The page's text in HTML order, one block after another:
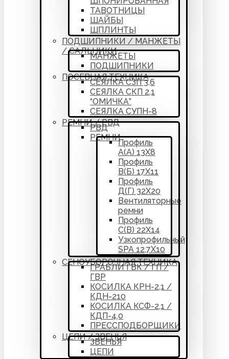
ТАВОТНИЦЫ
ШАЙБЫ
ШПЛИНТЫ
ПОДШИПНИКИ / МАНЖЕТЫ
/ САЛЬНИКИ
МАНЖЕТЫ
ПОДШИПНИКИ
ПОСЕВНАЯ ТЕХНИКА
СЕЯЛКА СЗП 3,6
СЕЯЛКА СКП 2,1
“ОМИЧКА”
СЕЯЛКА СУПН-8
РЕМНИ / РВД
РВД
РЕМНИ
Профиль
А(А) 13Х8
Профиль
В(Б) 17Х11
Профиль
Д(Г) 32Х20
Вентиляторные
ремни
Профиль
С(В) 22Х14
Узкопрофильный
SPA 12,7Х10
СЕНОУБОРОЧНАЯ ТЕХНИКА
ГРАБЛИ ГВК / ГП /
ГВР
КОСИЛКА КРН-2,1 /
КДН-210
КОСИЛКА КСФ-2,1 /
КДП-4,0
ПРЕССПОДБОРЩИКИ
ЦЕПИ / ЗВЕНЬЯ
ЗВЕНЬЯ
ЦЕПИ